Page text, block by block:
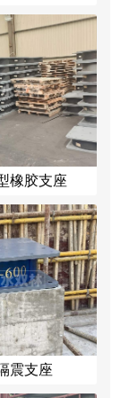
橡胶支座
震支座